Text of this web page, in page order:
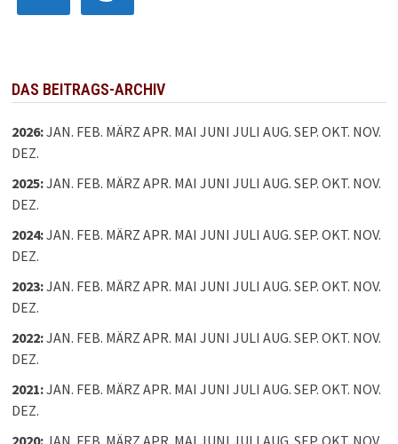
DAS BEITRAGS-ARCHIV
2026:JAN. FEB. MÄRZ APR. MAI JUNI JULI AUG. SEP. OKT. NOV.
DEZ.
2025:JAN. FEB. MÄRZ APR. MAI JUNI JULI AUG. SEP. OKT. NOV.
DEZ.
2024:JAN. FEB. MÄRZ APR. MAI JUNI JULI AUG. SEP. OKT. NOV.
DEZ.
2023:JAN. FEB. MÄRZ APR. MAI JUNI JULI AUG. SEP. OKT. NOV.
DEZ.
2022:JAN. FEB. MÄRZ APR. MAI JUNI JULI AUG. SEP. OKT. NOV.
DEZ.
2021:JAN. FEB. MÄRZ APR. MAI JUNI JULI AUG. SEP. OKT. NOV.
DEZ.